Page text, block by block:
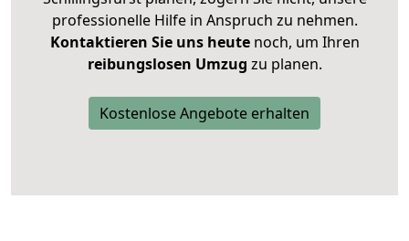
professionelle Hilfe in Anspruch zu nehmen.
Kontaktieren Sie uns heutenoch, um Ihren
reibungslosen Umzug zu planen.
Kostenlose Angebote erhalten